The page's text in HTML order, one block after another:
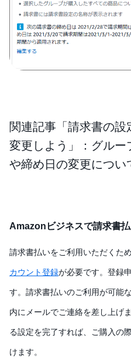
関連記事「請求書の
変更しよう」：グル
や締め日の変更につい
Amazonビジネスで請求書
請求書払いをご利用いただくため
カウント登録が必要です。登録
す。請求書払いのご利用が可能
内にメールでご連絡を差し上げ
る設定を完了すれば、ご購入の
けます。